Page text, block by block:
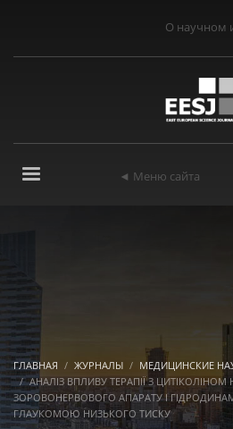
О научном
◄ Меню сайта
ГЛАВНАЯ ЖУРНАЛЫ
МЕДИЦИНСКИЕ
АНАЛІЗ ВПЛИВУ ТЕРАПІЇ З
ЗОРОВОНЕРВОВОГО АПАРАТУ І
ГЛАУКОМОЮ НИЗЬКОГО ТИСКУ